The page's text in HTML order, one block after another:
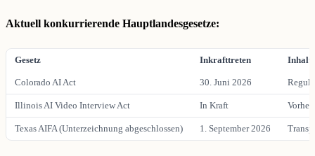
Aktuell konkurrierende Hauptlandesgesetze:
Gesetz Inkrafttreten Inhalt
Colorado AI Act 30. Juni 2026
Illinois AI Video Interview Act In Kraft
Texas AIFA (Unterzeichnung abgeschlossen) 1. September 2026